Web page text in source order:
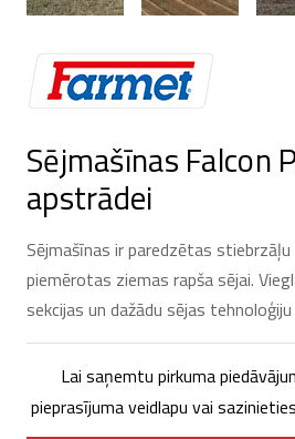
Sējmašīnas Falcon
apstrādei
Sējmašīnas ir paredzētas stiebrzāļu
piemērotas ziemas rapša sējai.
sekcijas un dažādu sējas
Lai saņemtu pirkuma
pieprasījuma veidlapu vai